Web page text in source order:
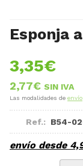
Esponja
3,35€
2,77€ SIN IVA
Las modalidades de envío
Ref.: B54-
envío desde